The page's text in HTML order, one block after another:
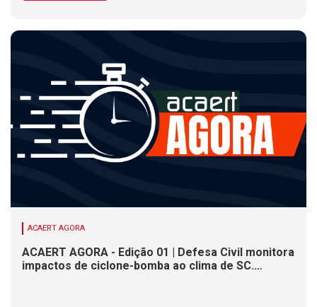
ACAERT AGORA
ACAERT AGORA - Edição 01 | Defesa Civil monitora
impactos de ciclone-bomba ao clima de SC.